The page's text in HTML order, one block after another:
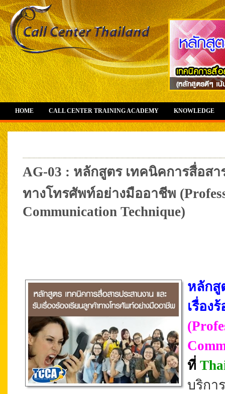
HOME CALL CENTER TRAINING ACADEMY KNOWLEDGE
AG-03 : หลักสูตร เทคนิคการสื่อสา
ทางโทรศัพท์อย่างมืออาชีพ
Communication Technique)
หลักสู
เรื่อง
ที่
บริกา